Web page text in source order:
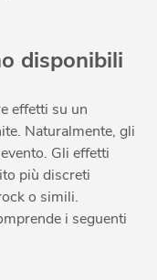
disponibili
effetti su un
Naturalmente, gli
Gli effetti
più discreti
o simili.
i seguenti